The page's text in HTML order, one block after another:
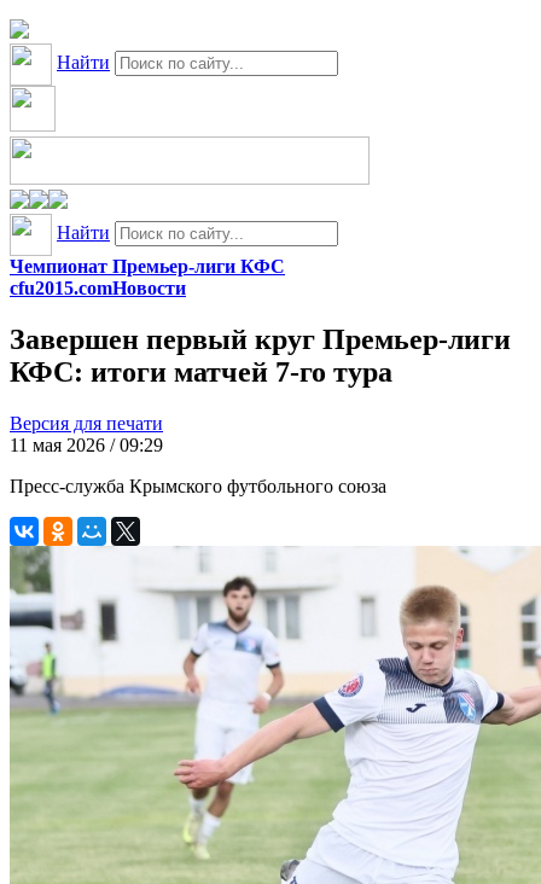
Найти
Найти
Чемпионат Премьер-лиги КФС
cfu2015.comНовости
Завершен первый круг Премьер-лиги
КФС: итоги матчей 7-го тура
Версия для печати
11 мая 2026 / 09:29
Пресс-служба Крымского футбольного союза